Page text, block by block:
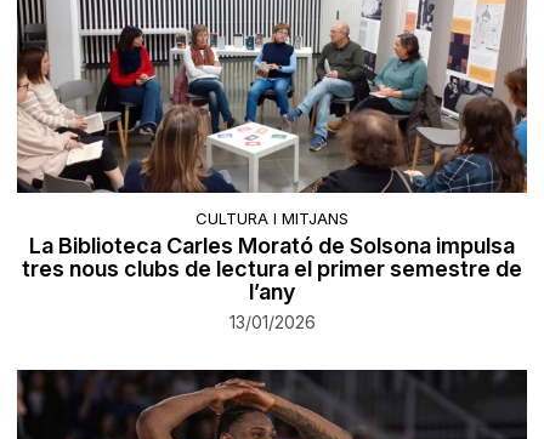
CULTURA I MITJANS
La Biblioteca Carles Morató de Solsona impulsa
tres nous clubs de lectura el primer semestre de
l’any
13/01/2026